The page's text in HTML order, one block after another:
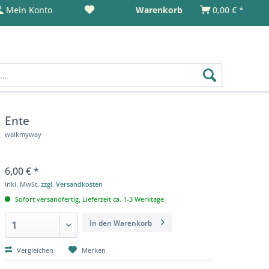
Mein Konto Warenkorb 0,00 € *
Ente
walkmyway
6,00 € *
inkl. MwSt. zzgl. Versandkosten
Sofort versandfertig, Lieferzeit ca. 1-3 Werktage
In den Warenkorb
Vergleichen Merken